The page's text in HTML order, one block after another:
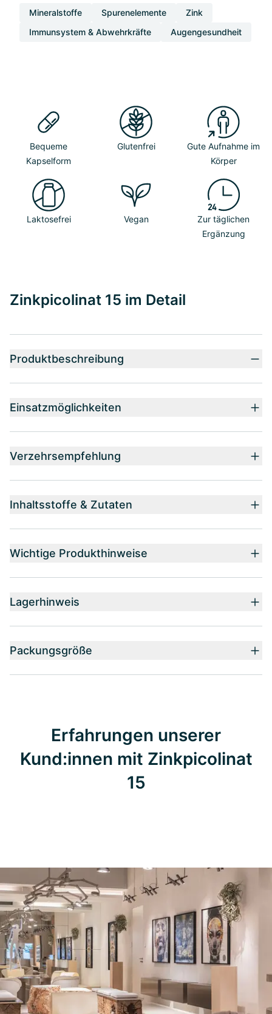
Mineralstoffe Spurenelemente
Zink
Immunsystem & Abwehrkräfte
Augengesundheit
Bequeme
Kapselform
Glutenfrei
Gute Aufnahme im
Körper
Laktosefrei Vegan
Zur täglichen
Ergänzung
Zinkpicolinat 15 im Detail
Produktbeschreibung
Einsatzmöglichkeiten
Verzehrsempfehlung
Inhaltsstoffe & Zutaten
Wichtige Produkthinweise
Lagerhinweis
Packungsgröße
Erfahrungen unserer
Kund:innen mit Zinkpicolinat
15